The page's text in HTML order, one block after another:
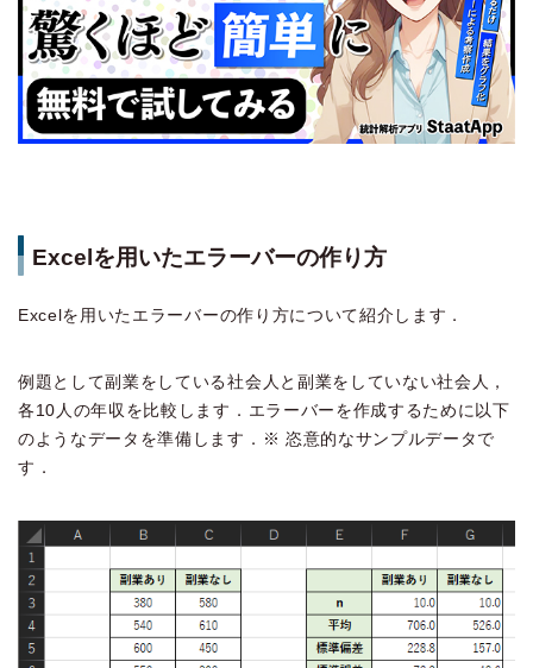
Excelを用いたエラーバーの作り方
Excelを用いたエラーバーの作り方について紹介します．
例題として副業をしている社会人と副業をしていない社会人，
各10人の年収を比較します．エラーバーを作成するために以下
のようなデータを準備します．※ 恣意的なサンプルデータで
す．